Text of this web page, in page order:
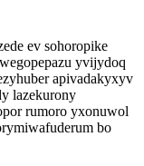
ev sohoropike
yvijydoq
apivadakyxyv
lazekurony
rumoro yxonuwol
bo